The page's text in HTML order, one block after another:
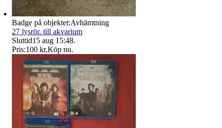
Badge på objektet:Avhämtning
27 lysrör. till akvarium
Sluttid15 aug 15:48.
Pris:100 kr,Köp nu.